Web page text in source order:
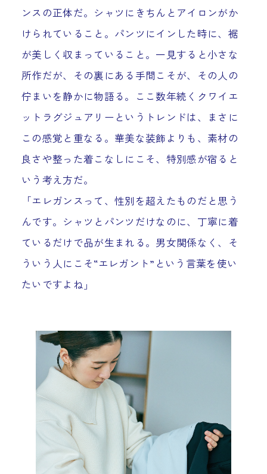
ンスの正体だ。シャツにきちんとアイロンがか
けられていること。パンツにインした時に、裾
が美しく収まっていること。一見すると小さな
所作だが、その裏にある手間こそが、その人の
佇まいを静かに物語る。ここ数年続くクワイエ
ットラグジュアリーというトレンドは、まさに
この感覚と重なる。華美な装飾よりも、素材の
良さや整った着こなしにこそ、特別感が宿ると
いう考え方だ。
「エレガンスって、性別を超えたものだと思う
んです。シャツとパンツだけなのに、丁寧に着
ているだけで品が生まれる。男女関係なく、そ
ういう人にこそ“エレガント”という言葉を使い
たいですよね」